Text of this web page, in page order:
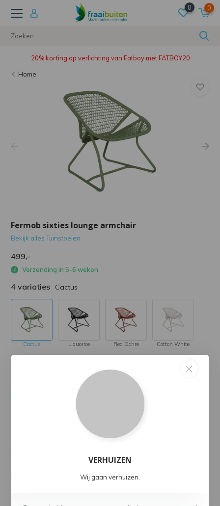
0 0
20% korting op verlichting van Fatboy met FATBOY20
Home
Fermob sixties lounge armchair
Bekijk alles Tuinstoelen
499,-
Verzending in 5-6 weken
4 variaties Cactus
Cactus Liquorice Red Ochre Cotton White
Snelle levering in heel Nederland
Altijd 14 dagen niet goed, geld terug
Standaard 5 jaar garantie*
VERHUIZEN
Wij gaan verhuizen.